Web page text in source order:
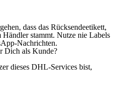
dass das Rücksendeetikett,
stammt. Nutze nie Labels
Nachrichten.
Dich als Kunde?
dieses DHL-Services bist,